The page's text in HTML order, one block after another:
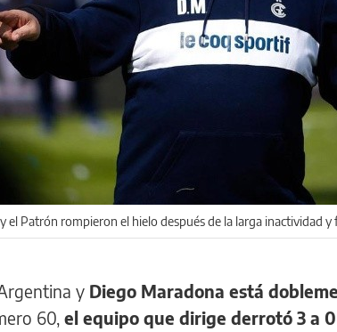
el Patrón rompieron el hielo después de la larga inactividad
y Diego Maradona está
60, el equipo que dirige derrotó 3 a